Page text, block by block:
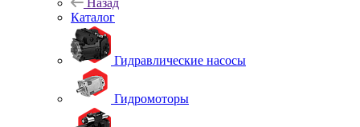
Назад
Каталог
Гидравлические насосы
Гидромоторы